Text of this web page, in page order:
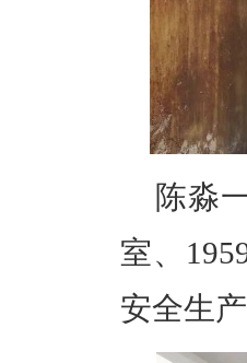
陈淼
室、
安全生产